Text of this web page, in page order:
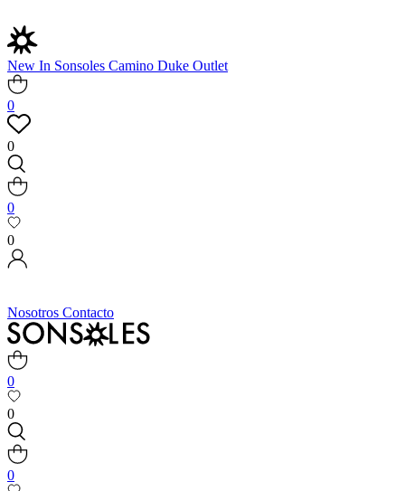
New In Sonsoles Camino Duke Outlet
0
0
0
0
Nosotros Contacto
0
0
0